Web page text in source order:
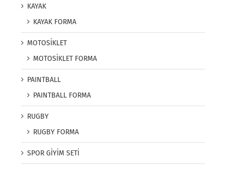
KAYAK
KAYAK FORMA
MOTOSİKLET
MOTOSİKLET FORMA
PAINTBALL
PAINTBALL FORMA
RUGBY
RUGBY FORMA
SPOR GİYİM SETİ